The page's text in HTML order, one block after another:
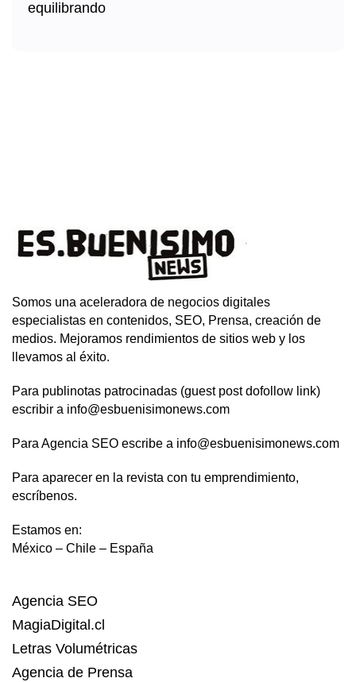
Somos una aceleradora de negocios digitales
especialistas en contenidos, SEO, Prensa, creación de
medios. Mejoramos rendimientos de sitios web y los
llevamos al éxito.
Para publinotas patrocinadas (guest post dofollow link)
escribir a info@esbuenisimonews.com
Para Agencia SEO escribe a info@esbuenisimonews.com
Para aparecer en la revista con tu emprendimiento,
escríbenos.
Estamos en:
México – Chile – España
Agencia SEO
MagiaDigital.cl
Letras Volumétricas
Agencia de Prensa